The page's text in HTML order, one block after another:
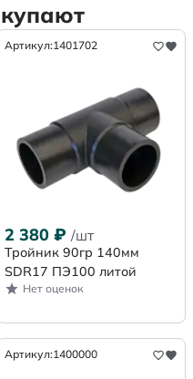
Артикул:1401702
2 380 ₽ /шт
Тройник 90гр 140мм
SDR17 ПЭ100 литой
Нет оценок
Артикул:1400000